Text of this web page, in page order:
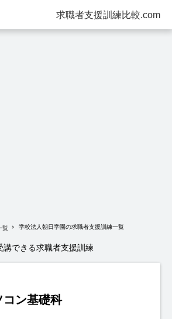
求職者支援訓練比較.com
覧 navigate_next 学校法人朝日学園の求職者支援訓練一覧
できる求職者支援訓練
コン基礎科